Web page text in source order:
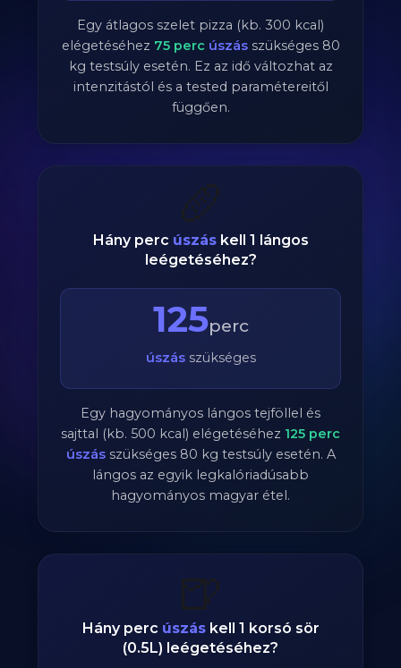
Egy átlagos szelet pizza (kb. 300 kcal)
elégetéséhez 75perc úszásszükséges 80
kg testsúly esetén. Ez az idő változhat az
intenzitástól és a tested paramétereitől
függően.
🥖
Hány perc úszáskell 1 lángos
leégetéséhez?
125perc
úszásszükséges
Egy hagyományos lángos tejföllel és
sajttal (kb. 500 kcal) elégetéséhez 125 perc
úszásszükséges 80 kg testsúly esetén. A
lángos az egyik legkalóriadúsabb
hagyományos magyar étel.
🍺
Hány perc úszáskell 1 korsó sör
(0.5L) leégetéséhez?